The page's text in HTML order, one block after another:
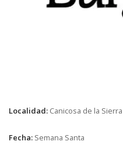
Localidad: Canicosa de la Sierra
Fecha: Semana Santa